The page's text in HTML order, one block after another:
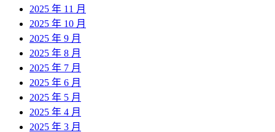
2025 年 11 月
2025 年 10 月
2025 年 9 月
2025 年 8 月
2025 年 7 月
2025 年 6 月
2025 年 5 月
2025 年 4 月
2025 年 3 月